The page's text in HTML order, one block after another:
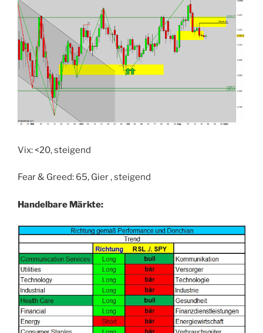
Vix: <20, steigend
Fear & Greed: 65, Gier , steigend
Handelbare Märkte: